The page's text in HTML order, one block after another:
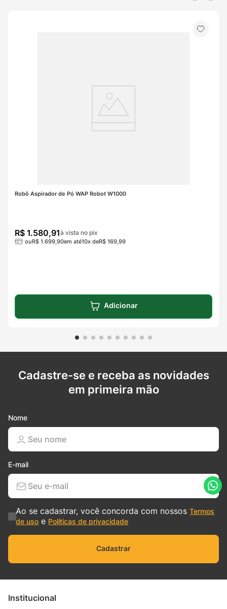
Robô Aspirador de Pó WAP Robot W1000
R$ 1.580,91à vista no pix
ouR$ 1.699 90em até10x deR$ 169 99
Adicionar
Cadastre-se e receba as novidades
em primeira mão
Nome
E-mail
Ao se cadastrar, você concorda com nossosTermos
de uso e Políticas de privacidade
Cadastrar
Institucional